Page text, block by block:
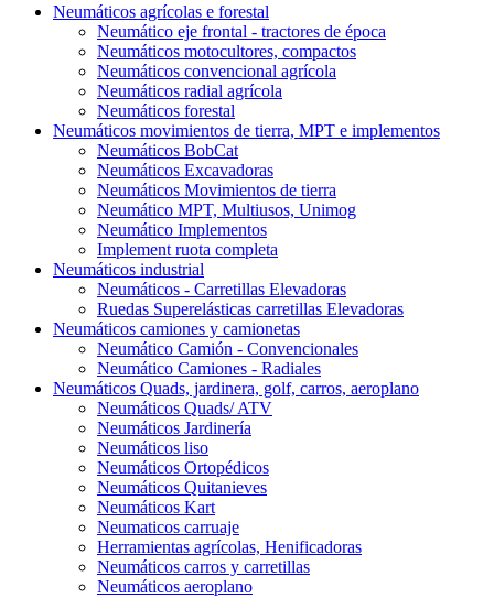
Neumáticos agrícolas e forestal
Neumático eje frontal - tractores de época
Neumáticos motocultores, compactos
Neumáticos convencional agrícola
Neumáticos radial agrícola
Neumáticos forestal
Neumáticos movimientos de tierra, MPT e implementos
Neumáticos BobCat
Neumáticos Excavadoras
Neumáticos Movimientos de tierra
Neumático MPT, Multiusos, Unimog
Neumático Implementos
Implement ruota completa
Neumáticos industrial
Neumáticos - Carretillas Elevadoras
Ruedas Superelásticas carretillas Elevadoras
Neumáticos camiones y camionetas
Neumático Camión - Convencionales
Neumático Camiones - Radiales
Neumáticos Quads, jardinera, golf, carros, aeroplano
Neumáticos Quads/ ATV
Neumáticos Jardinería
Neumáticos liso
Neumáticos Ortopédicos
Neumáticos Quitanieves
Neumáticos Kart
Neumaticos carruaje
Herramientas agrícolas, Henificadoras
Neumáticos carros y carretillas
Neumáticos aeroplano